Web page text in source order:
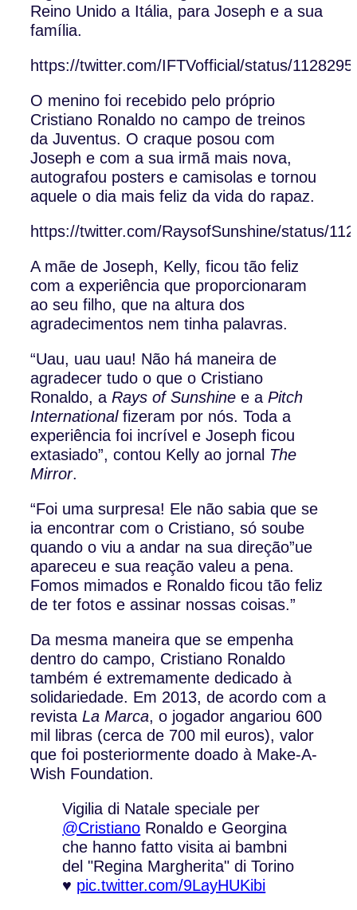
Reino Unido a Itália, para Joseph e a sua
família.
https://twitter.com/IFTVofficial/status/
O menino foi recebido pelo próprio
Cristiano Ronaldo no campo de treinos
da Juventus. O craque posou com
Joseph e com a sua irmã mais nova,
autografou posters e camisolas e tornou
aquele o dia mais feliz da vida do rapaz.
https://twitter.com/RaysofSunshine/status/
A mãe de Joseph, Kelly, ficou tão feliz
com a experiência que proporcionaram
ao seu filho, que na altura dos
agradecimentos nem tinha palavras.
“Uau, uau uau! Não há maneira de
agradecer tudo o que o Cristiano
Ronaldo, aRays of Sunshinee aPitch
Internationalfizeram por nós. Toda a
experiência foi incrível e Joseph ficou
extasiado”, contou Kelly ao jornal The
Mirror.
“Foi uma surpresa! Ele não sabia que se
ia encontrar com o Cristiano, só soube
quando o viu a andar na sua direção”ue
apareceu e sua reação valeu a pena.
Fomos mimados e Ronaldo ficou tão feliz
de ter fotos e assinar nossas coisas.”
Da mesma maneira que se empenha
dentro do campo, Cristiano Ronaldo
também é extremamente dedicado à
solidariedade. Em 2013, de acordo com a
revistaLa Marca, o jogador angariou 600
mil libras (cerca de 700 mil euros), valor
que foi posteriormente doado à Make-A-
Wish Foundation.
Vigilia di Natale speciale per
@Cristiano Ronaldo e Georgina
che hanno fatto visita ai bambni
del "Regina Margherita" di Torino
♥️ pic.twitter.com/9LayHUKibi